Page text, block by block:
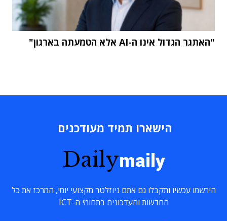
"האתגר הגדול אינו ה-AI אלא הטמעתה בארגון"
הישארו תמיד מעודכנים
Dailymaily
הירשמו עכשיו ותקבלו גם אתם ניוזלטר מקצועי יומי, המרכז את כל
החדשות והעדכונים בתחומי ה-ICT